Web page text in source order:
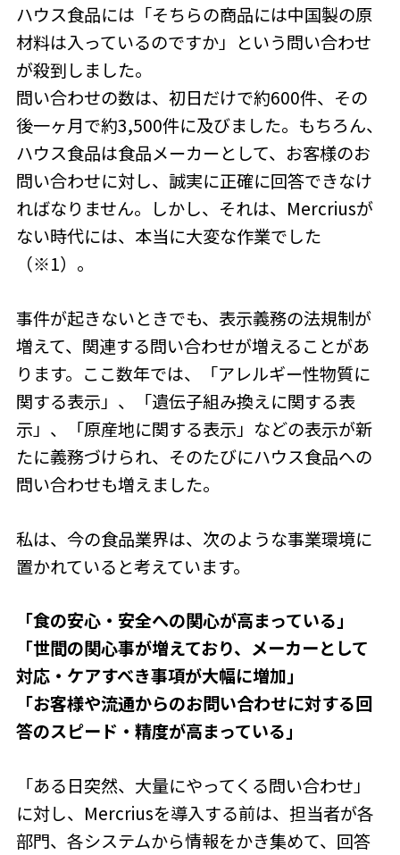
ハウス食品には「そちらの商品には中国製の原
材料は入っているのですか」という問い合わせ
が殺到しました。
問い合わせの数は、初日だけで約600件、その
後一ヶ月で約3,500件に及びました。もちろん、
ハウス食品は食品メーカーとして、お客様のお
問い合わせに対し、誠実に正確に回答できなけ
ればなりません。しかし、それは、Mercriusが
ない時代には、本当に大変な作業でした
（※1）。
事件が起きないときでも、表示義務の法規制が
増えて、関連する問い合わせが増えることがあ
ります。ここ数年では、「アレルギー性物質に
関する表示」、「遺伝子組み換えに関する表
示」、「原産地に関する表示」などの表示が新
たに義務づけられ、そのたびにハウス食品への
問い合わせも増えました。
私は、今の食品業界は、次のような事業環境に
置かれていると考えています。
「食の安心・安全への関心が高まっている」
「世間の関心事が増えており、メーカーとして
対応・ケアすべき事項が大幅に増加」
「お客様や流通からのお問い合わせに対する回
答のスピード・精度が高まっている」
「ある日突然、大量にやってくる問い合わせ」
に対し、Mercriusを導入する前は、担当者が各
部門、各システムから情報をかき集めて、回答